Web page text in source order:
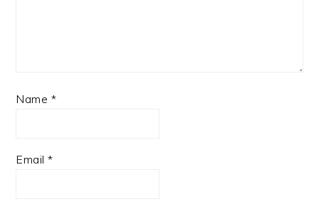
Name *
Email*